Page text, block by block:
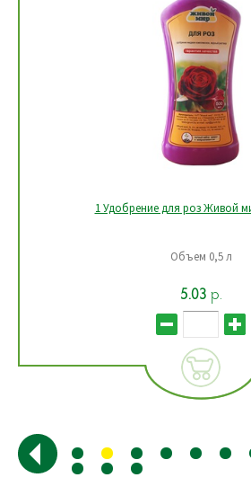
1 Удобрение для роз Живой
Объем 0,5 л
5.03 р.